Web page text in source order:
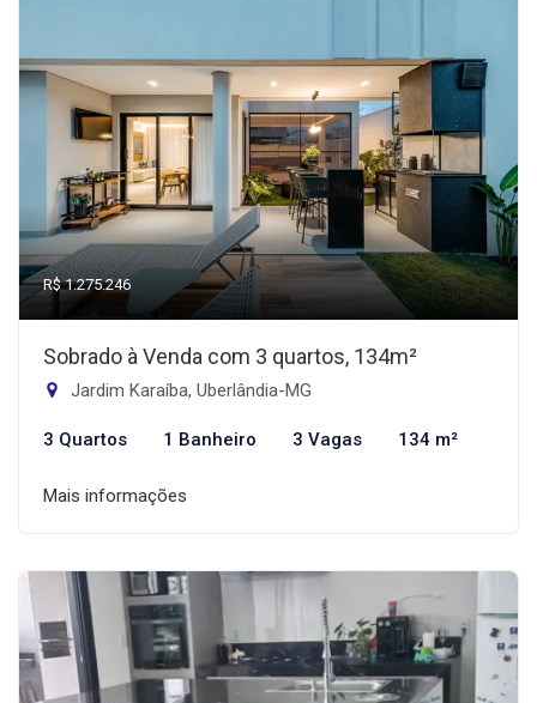
R$ 1.275.246
Sobrado à Venda com 3 quartos, 134m²
Jardim Karaíba, Uberlândia-MG
3 Quartos 1 Banheiro 3 Vagas 134 m²
Mais informações